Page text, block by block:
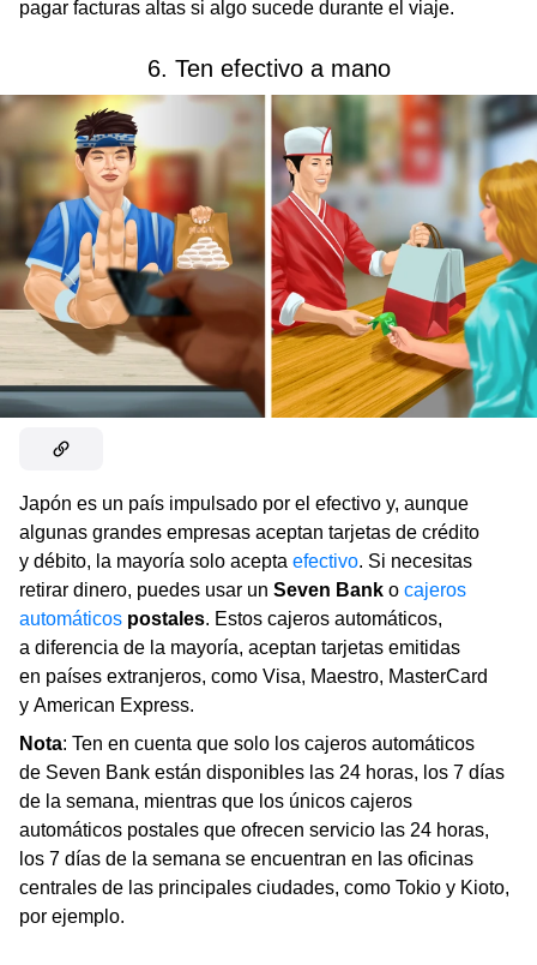
pagar facturas altas si algo sucede durante el viaje.
6. Ten efectivo a mano
Japón es un país impulsado por el efectivo y, aunque
algunas grandes empresas aceptan tarjetas de crédito
y débito, la mayoría solo acepta efectivo. Si necesitas
retirar dinero, puedes usar un Seven Bank o cajeros
automáticos postales. Estos cajeros automáticos,
a diferencia de la mayoría, aceptan tarjetas emitidas
en países extranjeros, como Visa, Maestro, MasterCard
y American Express.
Nota: Ten en cuenta que solo los cajeros automáticos
de Seven Bank están disponibles las 24 horas, los 7 días
de la semana, mientras que los únicos cajeros
automáticos postales que ofrecen servicio las 24 horas,
los 7 días de la semana se encuentran en las oficinas
centrales de las principales ciudades, como Tokio y Kioto,
por ejemplo.